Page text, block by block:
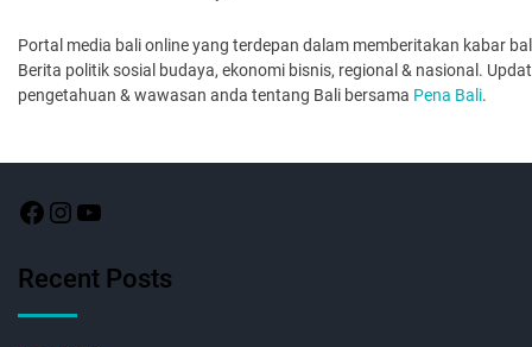
Portal media bali online yang terdepan dalam memberitakan kabar
Berita politik sosial budaya, ekonomi bisnis, regional & nasional.
pengetahuan & wawasan anda tentang Bali bersama Pena Bali.
Recent Posts